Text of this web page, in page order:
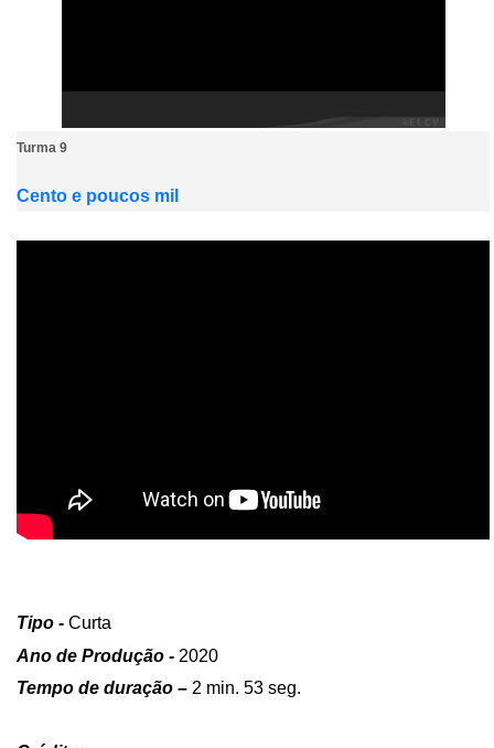
Turma 9
Cento e poucos mil
Tipo - Curta
Ano de Produção - 2020
Tempo de duração – 2 min. 53 seg.